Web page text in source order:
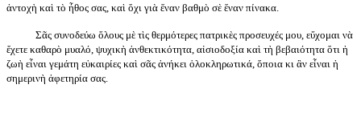
ἀντοχὴ καὶ τὸ ἦθος σας, καὶ ὄχι γιὰ ἕναν βαθμὸ σὲ ἕναν πίνακα.
Σᾶς συνοδεύω ὅλους μὲ τὶς θερμότερες πατρικὲς προσευχές μου, εὔχομαι νὰ
ἔχετε καθαρὸ μυαλό, ψυχικὴ ἀνθεκτικότητα, αἰσιοδοξία καὶ τὴ βεβαιότητα ὅτι ἡ
ζωὴ εἶναι γεμάτη εὐκαιρίες καὶ σᾶς ἀνήκει ὁλοκληρωτικά, ὅποια κι ἂν εἶναι ἡ
σημερινὴ ἀφετηρία σας.